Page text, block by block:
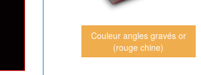
Couleur angles gravés or
(rouge chine)